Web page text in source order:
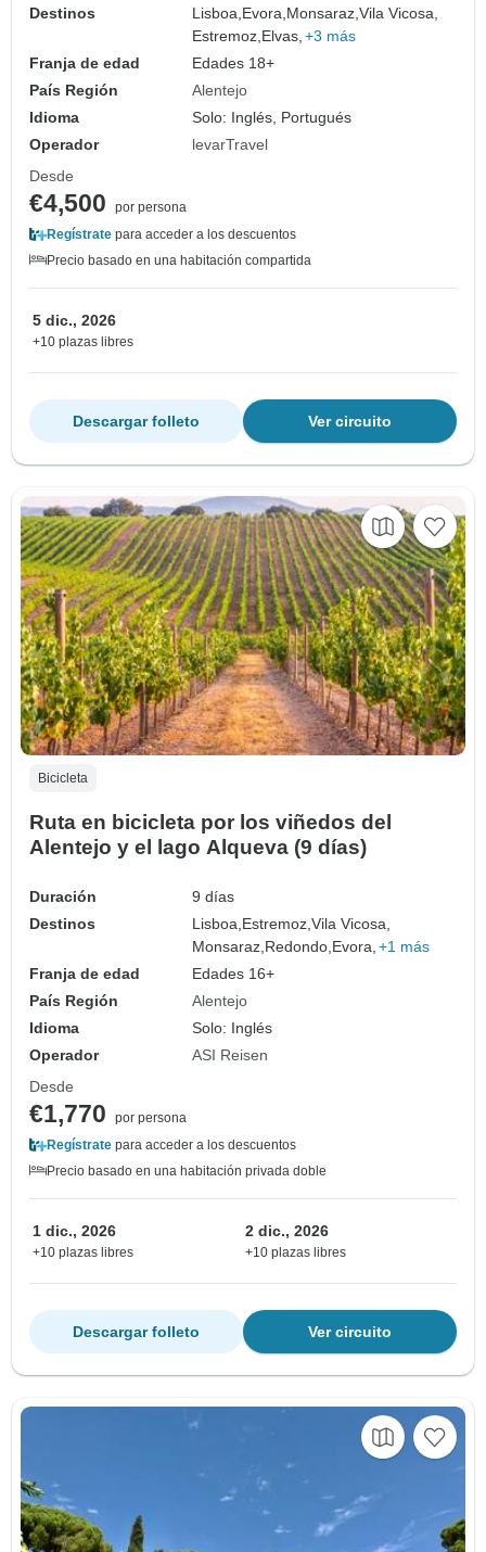
Destinos
Lisboa, Evora, Monsaraz,Vila Vicosa,
Estremoz, Elvas, +3 más
Franja de edad
Edades 18+
País Región
Alentejo
Idioma
Solo: Inglés, Portugués
Operador
levarTravel
Desde
€4,500
por persona
Regístrate para acceder a los descuentos
Precio basado en una habitación compartida
5 dic., 2026
+10 plazas libres
Ver circuito
Descargar folleto
Bicicleta
Ruta en bicicleta por los viñedos del
Alentejo y el lago Alqueva (9 días)
Duración
9 días
Destinos
Lisboa, Estremoz,Vila Vicosa,
Monsaraz, Redondo, Evora, +1 más
Franja de edad
Edades 16+
País Región
Alentejo
Idioma
Solo: Inglés
Operador
ASI Reisen
Desde
€1,770
por persona
Regístrate para acceder a los descuentos
Precio basado en una habitación privada doble
1 dic., 2026
+10 plazas libres
2 dic., 2026
+10 plazas libres
Ver circuito
Descargar folleto